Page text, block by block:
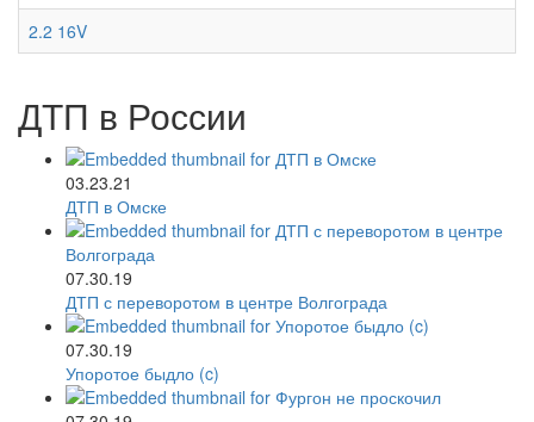
2.2 16V
ДТП в России
03.23.21
ДТП в Омске
07.30.19
ДТП с переворотом в центре Волгограда
07.30.19
Упоротое быдло (c)